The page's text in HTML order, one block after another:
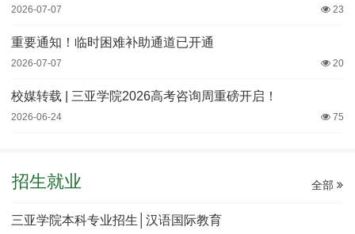
2026-07-07 23
重要通知！临时困难补助通道已开通
2026-07-07 20
校媒转载 | 三亚学院2026高考咨询周重磅开启！
2026-06-24 75
招生就业 全部
三亚学院本科专业招生│汉语国际教育